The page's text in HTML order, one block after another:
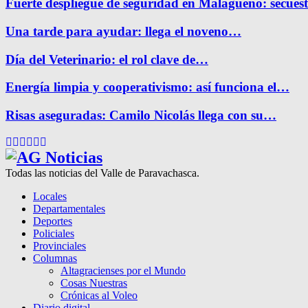
Fuerte despliegue de seguridad en Malagueño:
Una tarde para ayudar: llega el noveno…
Día del Veterinario: el rol clave de…
Energía limpia y cooperativismo: así funciona el…
Risas aseguradas: Camilo Nicolás llega con su…
Facebook
Twitter
Instagram
Pinterest
Google
Todas las noticias del Valle de Paravachasca.
Locales
Departamentales
Deportes
Policiales
Provinciales
Columnas
Altagracienses por el Mundo
Cosas Nuestras
Crónicas al Voleo